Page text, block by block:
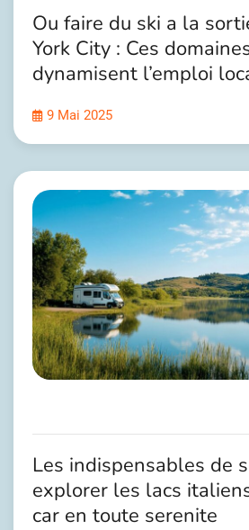
Ou faire du ski a la
York City : Ces
dynamisent l’emploi
9 Mai 2025
Les indispensables de
explorer les lacs
car en toute serenite